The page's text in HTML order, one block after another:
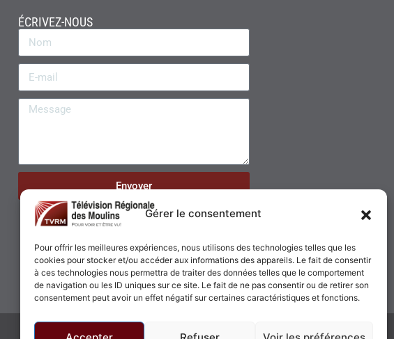
Gérer le consentement
Pour offrir les meilleures expériences, nous utilisons des technologies telles que les
cookies pour stocker et/ou accéder aux informations des appareils. Le fait de consentir
à ces technologies nous permettra de traiter des données telles que le comportement
de navigation ou les ID uniques sur ce site. Le fait de ne pas consentir ou de retirer son
consentement peut avoir un effet négatif sur certaines caractéristiques et fonctions.
ÉCRIVEZ-NOUS
Envoyer